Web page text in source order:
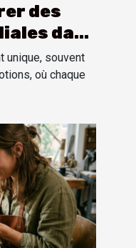
des
dans
mariage
unique, souvent
où chaque